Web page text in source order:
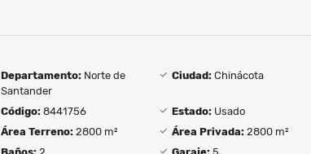
Departamento: Norte de
Santander
Ciudad: Chinácota
Código: 8441756 Estado: Usado
Área Terreno: 2800 m² Área Privada: 2800 m²